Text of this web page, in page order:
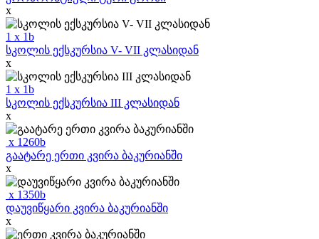
x
1 x 1b
სკოლის ექსკურსია V- VII კლასიდან
x
1 x 1b
სკოლის ექსკურსია III კლასიდან
x
x 1260b
გაატარე ერთი კვირა ბაკურიანში
x
x 1350b
დაუვიწყარი კვირა ბაკურიანში
x